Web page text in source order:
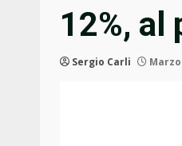
12%, al
Sergio Carli Marzo